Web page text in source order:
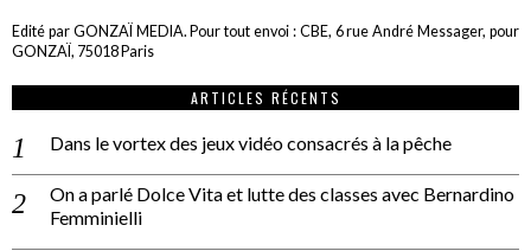
Edité par GONZAÏ MEDIA. Pour tout envoi : CBE, 6 rue André Messager, pour
GONZAÏ, 75018 Paris
ARTICLES RÉCENTS
Dans le vortex des jeux vidéo consacrés à la pêche
On a parlé Dolce Vita et lutte des classes avec Bernardino
Femminielli